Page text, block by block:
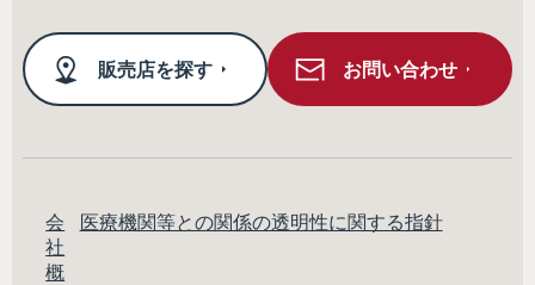
販売店を探す お問い合わせ
会
社
概
医療機関等との関係の透明性に関する指針